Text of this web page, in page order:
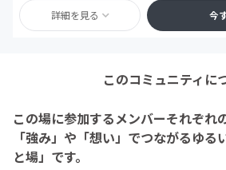
詳細を見る 今
このコミュニティに
この場に参加するメンバーそれぞれ
「強み」や「想い」でつながるゆる
と場」です。